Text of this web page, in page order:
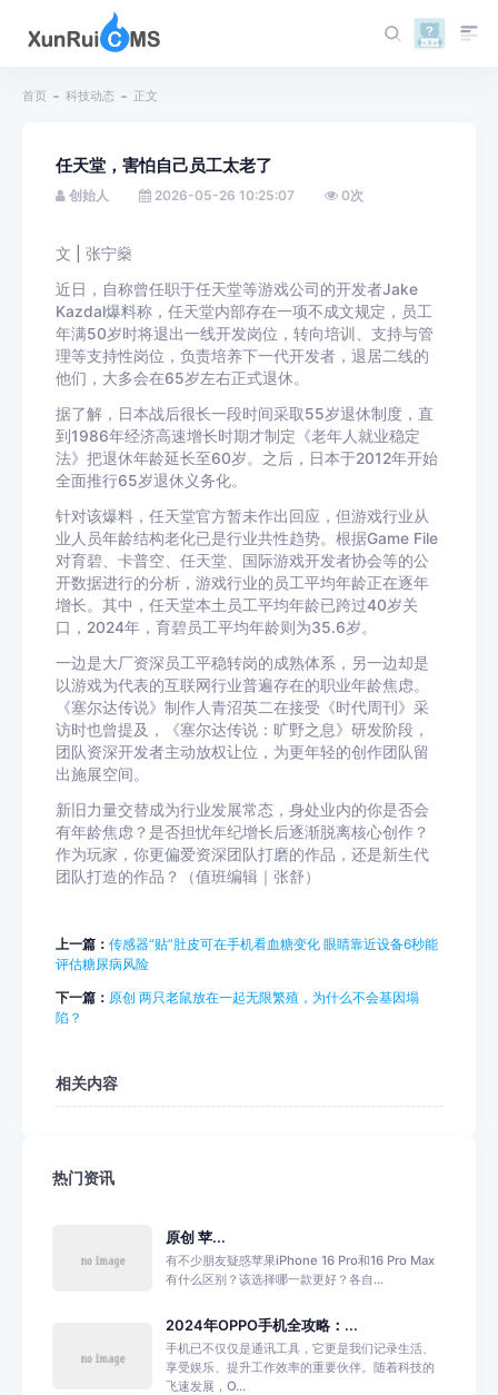
首页 科技动态 正文
任天堂，害怕自己员工太老了
创始人 2026-05-26 10:25:07 0次
文 | 张宁燊
近日，自称曾任职于任天堂等游戏公司的开发者Jake
Kazdal爆料称，任天堂内部存在一项不成文规定，员工
年满50岁时将退出一线开发岗位，转向培训、支持与管
理等支持性岗位，负责培养下一代开发者，退居二线的
他们，大多会在65岁左右正式退休。
据了解，日本战后很长一段时间采取55岁退休制度，直
到1986年经济高速增长时期才制定《老年人就业稳定
法》把退休年龄延长至60岁。之后，日本于2012年开始
全面推行65岁退休义务化。
针对该爆料，任天堂官方暂未作出回应，但游戏行业从
业人员年龄结构老化已是行业共性趋势。根据Game File
对育碧、卡普空、任天堂、国际游戏开发者协会等的公
开数据进行的分析，游戏行业的员工平均年龄正在逐年
增长。其中，任天堂本土员工平均年龄已跨过40岁关
口，2024年，育碧员工平均年龄则为35.6岁。
一边是大厂资深员工平稳转岗的成熟体系，另一边却是
以游戏为代表的互联网行业普遍存在的职业年龄焦虑。
《塞尔达传说》制作人青沼英二在接受《时代周刊》采
访时也曾提及，《塞尔达传说：旷野之息》研发阶段，
团队资深开发者主动放权让位，为更年轻的创作团队留
出施展空间。
新旧力量交替成为行业发展常态，身处业内的你是否会
有年龄焦虑？是否担忧年纪增长后逐渐脱离核心创作？
作为玩家，你更偏爱资深团队打磨的作品，还是新生代
团队打造的作品？（值班编辑｜张舒）
上一篇： 传感器“贴”肚皮可在手机看血糖变化 眼睛靠近设备6秒能
评估糖尿病风险
下一篇： 原创 两只老鼠放在一起无限繁殖，为什么不会基因塌
陷？
相关内容
热门资讯
原创 苹...
有不少朋友疑惑苹果iPhone 16 Pro和16 Pro Max
有什么区别？该选择哪一款更好？各自...
2024年OPPO手机全攻略：...
手机已不仅仅是通讯工具，它更是我们记录生活、
享受娱乐、提升工作效率的重要伙伴。随着科技的
飞速发展，O...